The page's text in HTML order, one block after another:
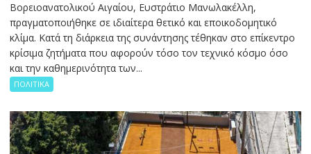
Βορειοανατολικού Αιγαίου, Ευστράτιο Μανωλακέλλη,
πραγματοποιήθηκε σε ιδιαίτερα θετικό και εποικοδομητικό
κλίμα. Κατά τη διάρκεια της συνάντησης τέθηκαν στο επίκεντρο
κρίσιμα ζητήματα που αφορούν τόσο τον τεχνικό κόσμο όσο
και την καθημερινότητα των...
ΠΟΛΙΤΙΚΑ